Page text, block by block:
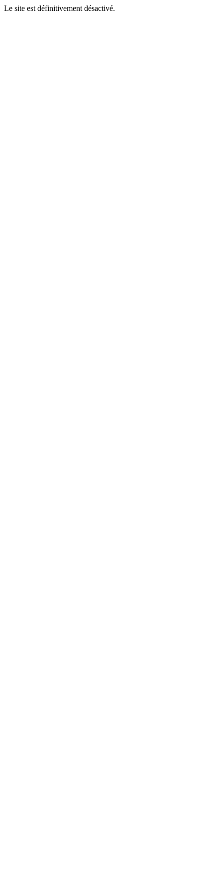
Le site est définitivement désactivé.